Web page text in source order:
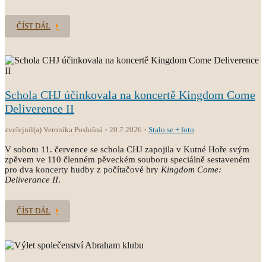
ČÍST DÁL
Schola CHJ účinkovala na koncertě Kingdom Come
Deliverence II
zveřejnil(a) Veronika Poslušná 20.7.2026 Stalo se + foto
V sobotu 11. července se schola CHJ zapojila v Kutné Hoře svým
zpěvem ve 110 členném pěveckém souboru speciálně sestaveném
pro dva koncerty hudby z počítačové hry Kingdom Come:
Deliverance II.
ČÍST DÁL